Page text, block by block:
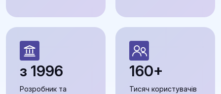
з 1996
Розробник та
160+
Тисяч користувачів